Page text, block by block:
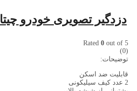
دزدگیر تصویری خودرو چیتا F11
Rated 0 out of 5
(0)
توضیحات:
قابلیت ضد اسکن
2 عدد کیف سیلیکونی